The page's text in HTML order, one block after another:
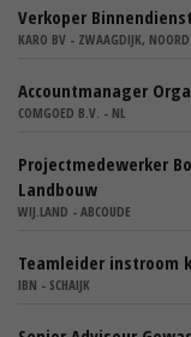
Verkoper
KARO BV - ZWAAGDIJK,
Accountmanager
COMGOED B.V. - NL
Projectmedewerker
Landbouw
WIJ.LAND - ABCOUDE
Teamleider instroom
IBN - SCHAIJK